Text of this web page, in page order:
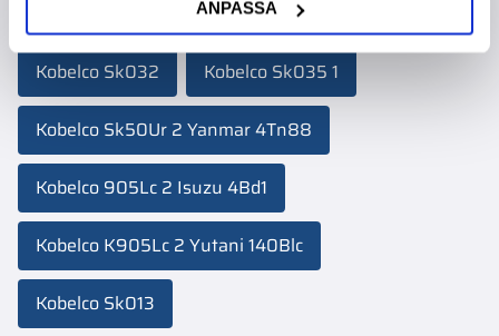
ANPASSA
Kobelco Sk400Lc 4 Mitsubishi 6D22Tc
Kobelco Sk032 Kobelco Sk035 1
Kobelco Sk50Ur 2 Yanmar 4Tn88
Kobelco 905Lc 2 Isuzu 4Bd1
Kobelco K905Lc 2 Yutani 140Blc
Kobelco Sk013